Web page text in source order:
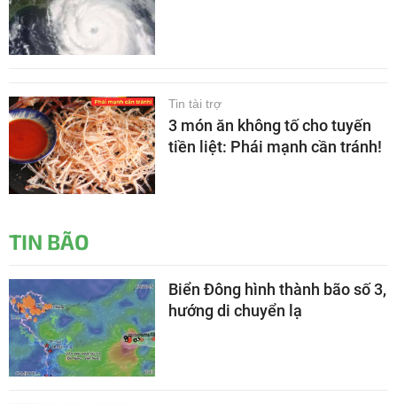
Tin tài trợ
3 món ăn không tố cho tuyến
tiền liệt: Phái mạnh cần tránh!
TIN BÃO
Biển Đông hình thành bão số 3,
hướng di chuyển lạ